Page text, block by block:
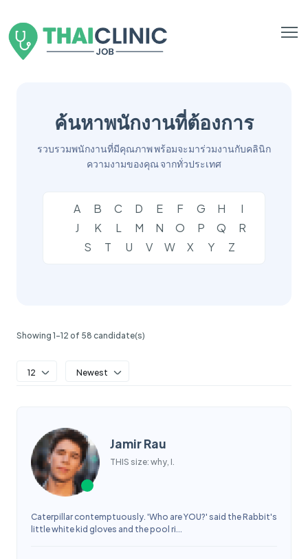
ค้นหาพนักงานที่ต้องการ
รวบรวมพนักงานที่มีคุณภาพ พร้อมจะมาร่วมงานกับคลินิก
ความงามของคุณ จากทั่วประเทศ
A B C D E F G H
I
J
K L M N O P Q
R
S
T U V W X Y Z
Showing 1-12 of 58 candidate(s)
12 Newest
Jamir Rau
THIS size: why, I.
Caterpillar contemptuously. 'Who are YOU?' said the Rabbit's
little white kid gloves and the pool ri...